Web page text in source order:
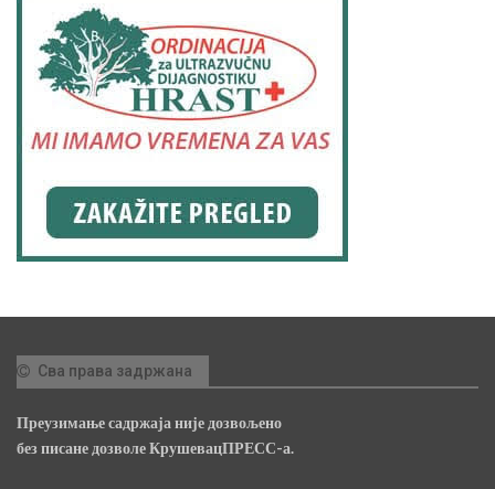
Сва права задржана
Преузимање садржаја није дозвољено
без писане дозволе КрушевацПРЕСС-а.